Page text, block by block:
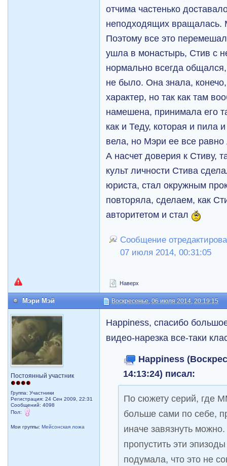
отчима частенько
неподходящих вращалась.
Поэтому все это
ушла в монастырь, Стив с
нормально всегда
не было. Она знала,
характер, но так как там
намешена, принимала его
как и Теду, которая и пила
вела, но Мэри ее все
А насчет доверия к Стиву,
культ личности Стива
юриста, стал окружным
повторяла, сделаем, как
авторитетом и стал
Сообщение
07 июля 2014, 00:31:05
Наверх
Мэри Мэй Воскресенье, 06 июля 2014, 20:19:15
Постоянный участник
Группа: Участники
Регистрация: 24 Сен 2009, 22:31
Сообщений: 4098
Пол:
Мои группы: Мейсонская ложа
Happiness, спасибо
видео-нарезка все-таки
Happiness
14:13:24) писал:
По сюжету серий, где
больше сами по себе,
иначе завязнуть
пропустить эти
подумала, что это не